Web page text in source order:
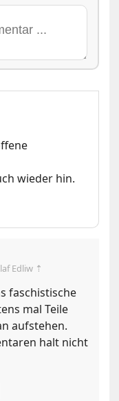
wieder hin.
Edliw ⇡
faschistische
mal Teile
aufstehen.
halt nicht